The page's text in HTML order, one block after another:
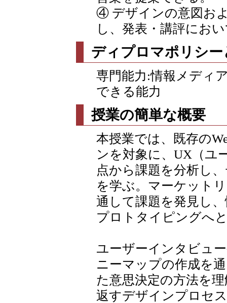
④ デザインの意図お
し、発表・講評にお
ディプロマポリシー
専門能力:情報メディ
できる能力
授業の簡単な概要
本授業では、既存の
ンを対象に、UX（ユ
点から課題を分析し
を学ぶ。マーケット
通して課題を発見し
プロトタイピングへ
ユーザーインタビュ
ニーマップの作成を
た意思決定の方法を
返すデザインプロセ